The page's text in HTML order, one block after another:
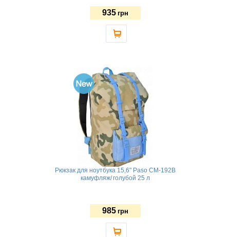
935 грн
Рюкзак для ноутбука 15,6" Paso CM-192B
камуфляж/ голубой 25 л
985 грн